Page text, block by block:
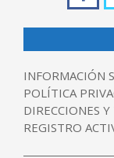
INFORMACIÓN
POLÍTICA
DIRECCIONES
REGISTRO